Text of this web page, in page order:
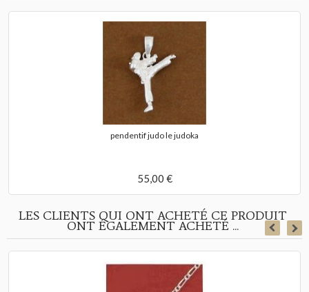
pendentif judo le judoka
55,00 €
LES CLIENTS QUI ONT ACHETÉ CE PRODUIT
ONT ÉGALEMENT ACHETÉ ...